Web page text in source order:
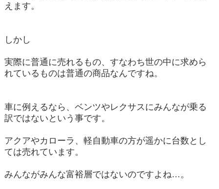
えます。
しかし
実際に普通に売れるもの、すなわち世の中に求めら
れているものは普通の商品なんですね。
車に例えるなら、ベンツやレクサスにみんなが乗る
訳ではないという事です。
アクアやカローラ、軽自動車の方が遥かに台数とし
ては売れています。
みんながみんな富裕層ではないのですよね…。